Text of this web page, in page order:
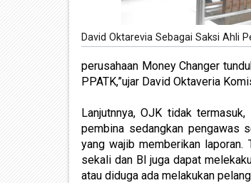
David Oktarevia Sebagai Saksi Ahli
perusahaan Money Changer
PPATK,”ujar David Oktaveria
Lanjutnnya, OJK tidak
pembina sedangkan pengawas
yang wajib memberikan
sekali dan BI juga dapat
atau diduga ada melakukan